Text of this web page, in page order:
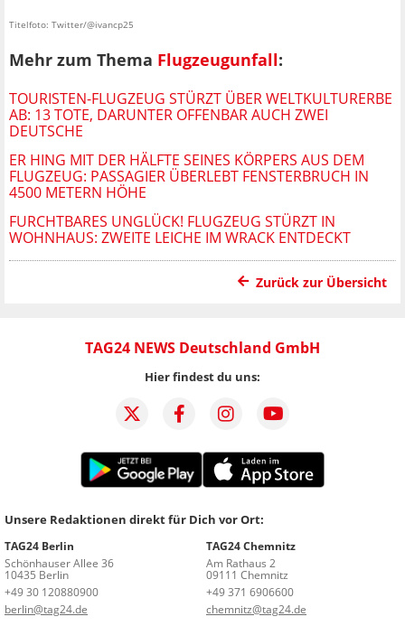
Titelfoto: Twitter/@ivancp25
Mehr zum Thema Flugzeugunfall:
TOURISTEN-FLUGZEUG STÜRZT ÜBER WELTKULTURERBE
AB: 13 TOTE, DARUNTER OFFENBAR AUCH ZWEI
DEUTSCHE
ER HING MIT DER HÄLFTE SEINES KÖRPERS AUS DEM
FLUGZEUG: PASSAGIER ÜBERLEBT FENSTERBRUCH IN
4500 METERN HÖHE
FURCHTBARES UNGLÜCK! FLUGZEUG STÜRZT IN
WOHNHAUS: ZWEITE LEICHE IM WRACK ENTDECKT
Zurück zur Übersicht
TAG24 NEWS Deutschland GmbH
Hier findest du uns:
Unsere Redaktionen direkt für Dich vor Ort:
TAG24 Berlin
Schönhauser Allee 36
10435 Berlin
+49 30 120880900
berlin@tag24.de
TAG24 Chemnitz
Am Rathaus 2
09111 Chemnitz
+49 371 6906600
chemnitz@tag24.de